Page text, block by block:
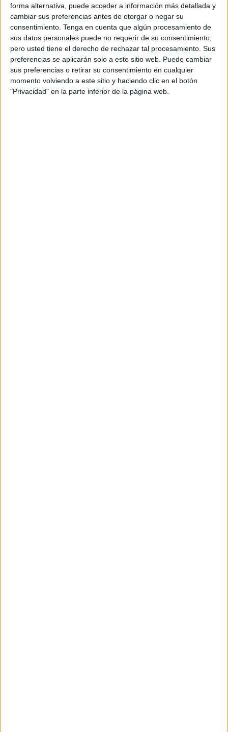
forma alternativa, puede acceder a información más detallada y
cambiar sus preferencias antes de otorgar o negar su
consentimiento. Tenga en cuenta que algún procesamiento de
sus datos personales puede no requerir de su consentimiento,
pero usted tiene el derecho de rechazar tal procesamiento. Sus
preferencias se aplicarán solo a este sitio web. Puede cambiar
sus preferencias o retirar su consentimiento en cualquier
momento volviendo a este sitio y haciendo clic en el botón
"Privacidad" en la parte inferior de la página web.
Director general: Ignacio Olazábal
Equipo creativo: Kike Garrán y Pablo Martínez
Directora de cuentas: Carmen Amer
Supervisor de cuentas: Emilio Romero